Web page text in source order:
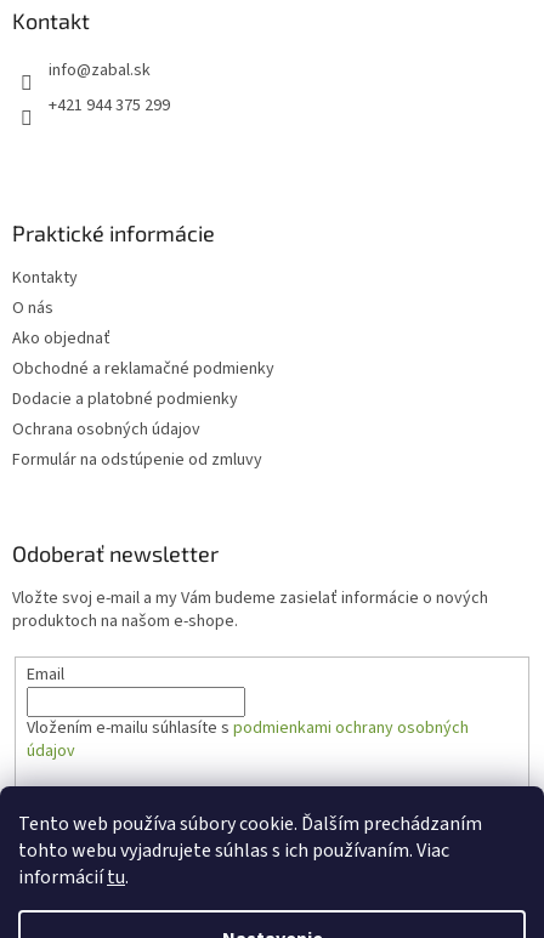
Tento web používa súbory cookie. Ďalším prechádzaním
tohto webu vyjadrujete súhlas s ich používaním. Viac
informáciítu.
Kontakt
info@zabal.sk
+421 944 375 299
Praktické informácie
Kontakty
O nás
Ako objednať
Obchodné a reklamačné podmienky
Dodacie a platobné podmienky
Ochrana osobných údajov
Formulár na odstúpenie od zmluvy
Odoberať newsletter
Vložte svoj e-mail a my Vám budeme zasielať informácie o nových
produktoch na našom e-shope.
Email
Vložením e-mailu súhlasíte s podmienkami ochrany osobných
údajov
Vytvoril Shoptet